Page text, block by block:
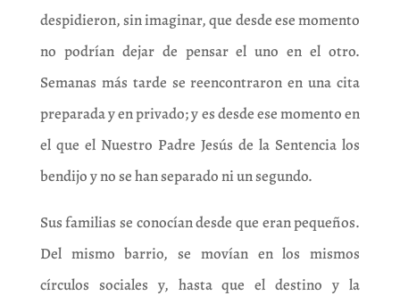
despidieron, sin imaginar, que desde ese momento
no podrían dejar de pensar el uno en el otro.
Semanas más tarde se reencontraron en una cita
preparada y en privado; y es desde ese momento en
el que el Nuestro Padre Jesús de la Sentencia los
bendijo y no se han separado ni un segundo.
Sus familias se conocían desde que eran pequeños.
Del mismo barrio, se movían en los mismos
círculos sociales y, hasta que el destino y la